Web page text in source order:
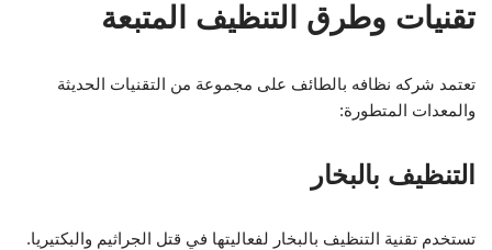
تقنيات وطرق التنظيف المتبعة
تعتمد شركه نظافه بالطائف على مجموعة من التقنيات الحديثة
والمعدات المتطورة:
التنظيف بالبخار
تستخدم تقنية التنظيف بالبخار لفعاليتها في قتل الجراثيم والبكتيريا.